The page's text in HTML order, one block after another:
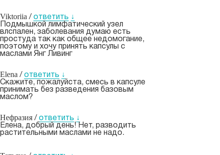
Viktoriia / ответить ↓
Подмышкой лимфатический узел
влспален, заболевания думаю есть
простуда так как общее недомогание,
поэтому и хочу принять капсулы с
маслами Янг Ливинг
Elena / ответить ↓
Скажите, пожалуйста, смесь в капсуле
принимать без разведения базовым
маслом?
Нефразия / ответить ↓
Елена, добрый день! Нет, разводить
растительными маслами не надо.